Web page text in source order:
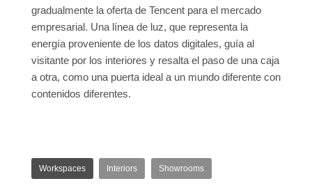
gradualmente la oferta de Tencent para el mercado
empresarial. Una línea de luz, que representa la
energía proveniente de los datos digitales, guía al
visitante por los interiores y resalta el paso de una caja
a otra, como una puerta ideal a un mundo diferente con
contenidos diferentes.
Workspaces Interiors Showrooms